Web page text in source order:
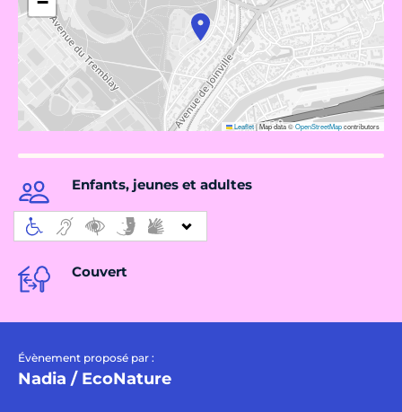
Leaflet|Map data ©OpenStreetMapcontributors
Enfants, jeunes et adultes
Couvert
Évènement proposé par :
Nadia / EcoNature